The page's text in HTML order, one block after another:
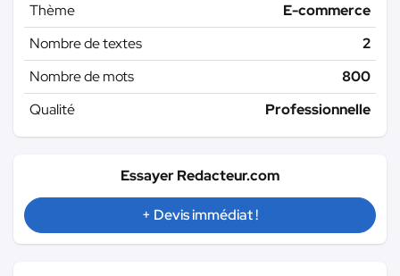
Thème
E-commerce
Nombre de textes
2
Nombre de mots
800
Qualité
Professionnelle
Essayer Redacteur.com
+ Devis immédiat !